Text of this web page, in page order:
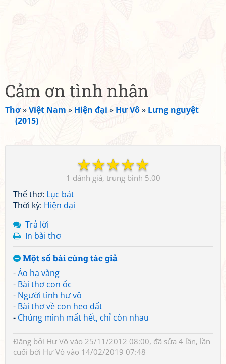
Cảm ơn tình nhân
Thơ»Việt Nam » Hiện đại » Hư Vô» Lưng nguyệt
(2015)
☆
☆
☆
☆
☆
1 5.00
Thể thơ: Lục bát
Thời kỳ: Hiện đại
Trả lời
In bài thơ
Một số bài cùng tác giả
-Áo hạ vàng
- Bài thơ con ốc
- Người tình hư vô
- Bài thơ về con heo đất
- Chúng mình mất hết, chỉ còn nhau
Đăng bởi Hư Vô vào 25/11/2012 08:00, đã sửa 4 lần, lần
cuối bởi Hư Vô vào 14/02/2019 07:48